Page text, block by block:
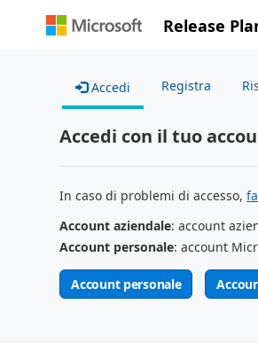
Release
Accedi Registra
Accedi con il tuo
In caso di problemi di accesso,
Account aziendale: account
Account personale: account
Account personale